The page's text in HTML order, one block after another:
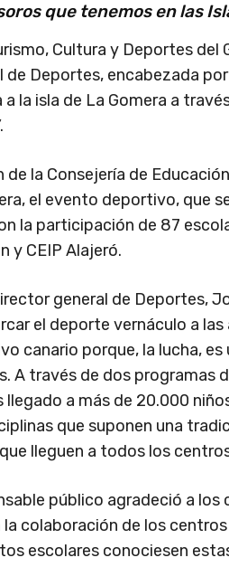
que tenemos en las
Cultura y Deportes del
de Deportes, encabezada
a la isla de La Gomera a
de la Consejería de
el evento deportivo, que
la participación de 87
y CEIP Alajeró.
general de Deportes,
el deporte vernáculo a las
canario porque, la lucha,
A través de dos programas
a más de 20.000
que suponen una
lleguen a todos los
público agradeció a
la colaboración de los
escolares conociesen